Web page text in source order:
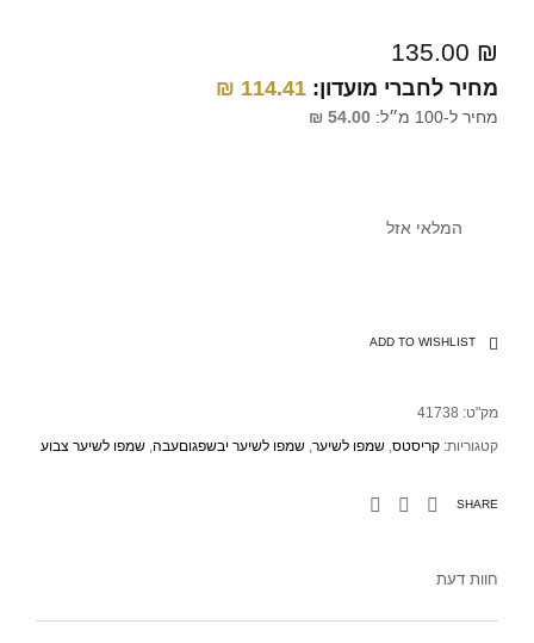
135.00 ₪
מחיר לחברי מועדון: 114.41
₪
מחיר ל-100 מ״ל: 54.00
₪
המלאי אזל
ADD TO WISHLIST
מק"ט: 41738
קטגוריות: קריסטס, שמפו לשיער, שמפו לשיער יבשפגוםעבה, שמפו לשיער צבוע
SHARE
חוות דעת